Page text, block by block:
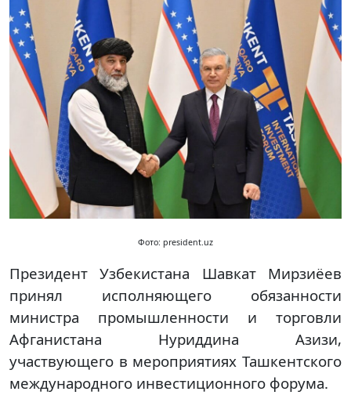
Фото: president.uz
Президент Узбекистана Шавкат Мирзиёев
принял исполняющего обязанности
министра промышленности и торговли
Афганистана Нуриддина Азизи,
участвующего в мероприятиях Ташкентского
международного инвестиционного форума.